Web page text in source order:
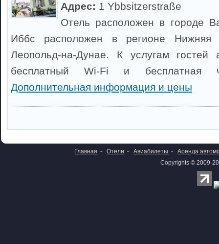
Адрес: 1 Ybbsitzerstraße
Отель расположен в городе
Иббс расположен в регионе Нижняя
Леопольд-на-Дунае. К услугам гостей
бесплатный Wi-Fi и бесплатная
Дополнительная информация и цены
Главная - Отели - Авиабилеты -
Аренда
Copyrights © 2009-